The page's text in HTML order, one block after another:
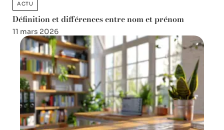
ACTU
Définition et différences entre nom et prénom
11 mars 2026